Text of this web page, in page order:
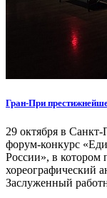
Гран-При
29 октября в Санкт-
форум-конкурс
России», в котором
хореографический
Заслуженный